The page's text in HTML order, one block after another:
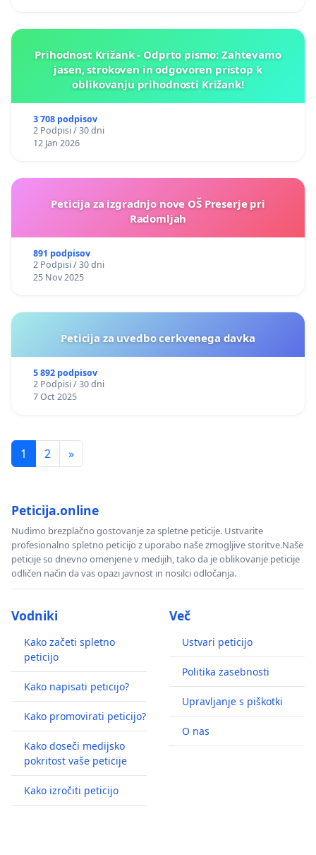
Prihodnost Križank - Odprto pismo: Zahtevamo
jasen, strokoven in odgovoren pristop k
oblikovanju prihodnosti Križank!
3 708 podpisov
2 Podpisi / 30 dni
12 Jan 2026
Peticija za izgradnjo nove OŠ Preserje pri
Radomljah
891 podpisov
2 Podpisi / 30 dni
25 Nov 2025
Peticija za uvedbo cerkvenega davka
5 892 podpisov
2 Podpisi / 30 dni
7 Oct 2025
1 2 »
Peticija.online
Nudimo brezplačno gostovanje za spletne peticije. Ustvarite
profesionalno spletno peticijo z uporabo naše zmogljive storitve.Naše
peticije so dnevno omenjene v medijih, tako da je oblikovanje peticije
odličen način da vas opazi javnost in nosilci odločanja.
Vodniki
Kako začeti spletno
peticijo
Kako napisati peticijo?
Kako promovirati peticijo?
Kako doseči medijsko
pokritost vaše peticije
Kako izročiti peticijo
Več
Ustvari peticijo
Politika zasebnosti
Upravljanje s piškotki
O nas